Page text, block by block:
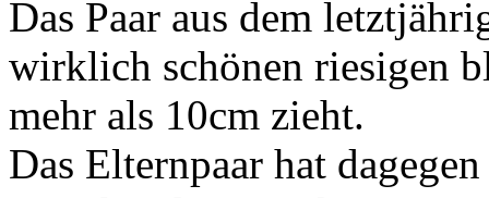
Das Paar aus dem
wirklich schönen riesigen
mehr als 10cm zieht.
Das Elternpaar hat